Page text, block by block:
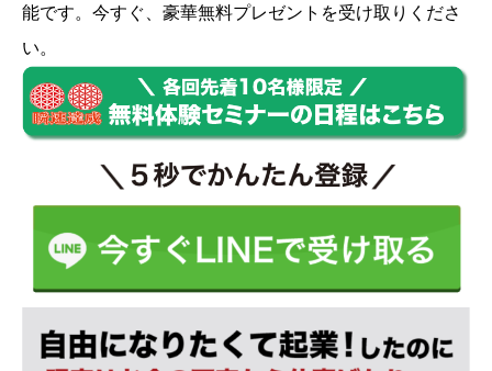
能です。今すぐ、豪華無料プレゼントを受け取りくださ
い。